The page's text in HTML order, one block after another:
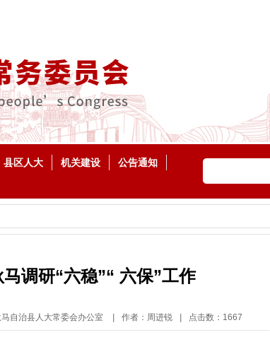
县区人大 机关建设
公告通知
调研“六稳”“ 六保”工作
自治县人大常委会办公室 作者：周进锐 点击数： 1667